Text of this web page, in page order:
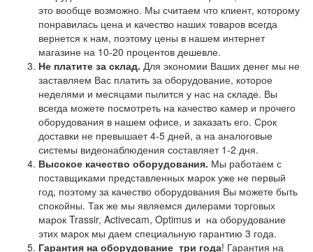
это вообще возможно. Мы считаем что клиент, которому
понравилась цена и качество наших товаров всегда
вернется к нам, поэтому цены в нашем интернет
магазине на 10-20 процентов дешевле.
Не платите за склад. Для экономии Ваших денег мы не
заставляем Вас платить за оборудование, которое
неделями и месяцами пылится у нас на складе. Вы
всегда можете посмотреть на качество камер и прочего
оборудования в нашем офисе, и заказать его. Срок
доставки не превышает 4-5 дней, а на аналоговые
системы видеонаблюдения составляет 1-2 дня.
Высокое качество оборудования. Мы работаем с
поставщиками представленных марок уже не первый
год, поэтому за качество оборудования Вы можете быть
спокойны. Так же мы являемся дилерами торговых
марок Trassir, Activecam, Optimus и на оборудование
этих марок мы даем специальную гарантию 3 года.
Гарантия на оборудование три года! Гарантия на